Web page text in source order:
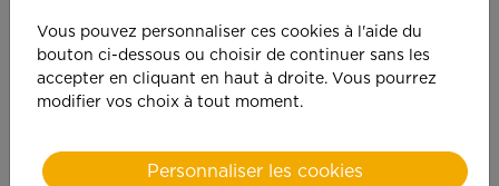
Vous pouvez personnaliser ces cookies à l'aide du
bouton ci-dessous ou choisir de continuer sans les
accepter en cliquant en haut à droite. Vous pourrez
modifier vos choix à tout moment.
Personnaliser les cookies